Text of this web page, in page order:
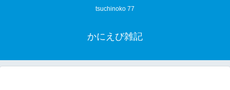
tsuchinoko 77
かにえび雑記